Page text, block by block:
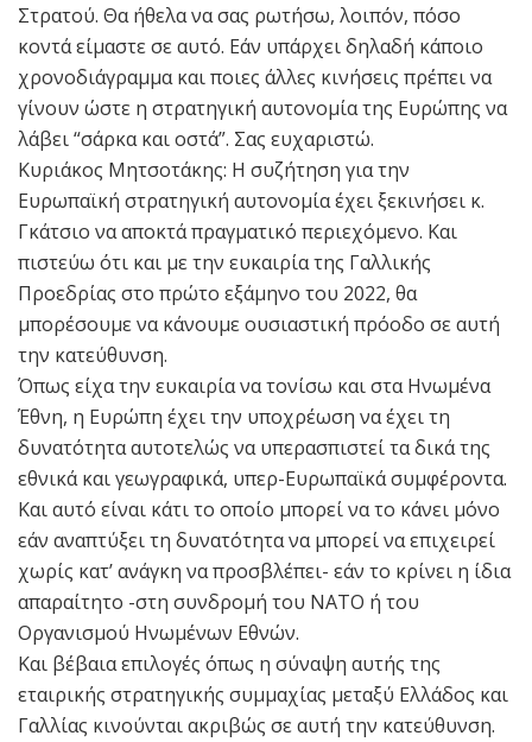
Στρατού. Θα ήθελα να σας ρωτήσω, λοιπόν, πόσο
κοντά είμαστε σε αυτό. Εάν υπάρχει δηλαδή κάποιο
χρονοδιάγραμμα και ποιες άλλες κινήσεις πρέπει να
γίνουν ώστε η στρατηγική αυτονομία της Ευρώπης να
λάβει “σάρκα και οστά”. Σας ευχαριστώ.
Κυριάκος Μητσοτάκης: Η συζήτηση για την
Ευρωπαϊκή στρατηγική αυτονομία έχει ξεκινήσει κ.
Γκάτσιο να αποκτά πραγματικό περιεχόμενο. Και
πιστεύω ότι και με την ευκαιρία της Γαλλικής
Προεδρίας στο πρώτο εξάμηνο του 2022, θα
μπορέσουμε να κάνουμε ουσιαστική πρόοδο σε αυτή
την κατεύθυνση.
Όπως είχα την ευκαιρία να τονίσω και στα Ηνωμένα
Έθνη, η Ευρώπη έχει την υποχρέωση να έχει τη
δυνατότητα αυτοτελώς να υπερασπιστεί τα δικά της
εθνικά και γεωγραφικά, υπερ-Ευρωπαϊκά συμφέροντα.
Και αυτό είναι κάτι το οποίο μπορεί να το κάνει μόνο
εάν αναπτύξει τη δυνατότητα να μπορεί να επιχειρεί
χωρίς κατ’ ανάγκη να προσβλέπει- εάν το κρίνει η ίδια
απαραίτητο -στη συνδρομή του ΝΑΤΟ ή του
Οργανισμού Ηνωμένων Εθνών.
Και βέβαια επιλογές όπως η σύναψη αυτής της
εταιρικής στρατηγικής συμμαχίας μεταξύ Ελλάδος και
Γαλλίας κινούνται ακριβώς σε αυτή την κατεύθυνση.